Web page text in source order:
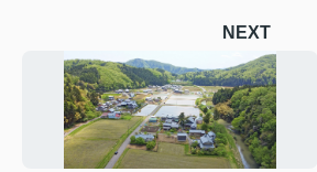
NEXT